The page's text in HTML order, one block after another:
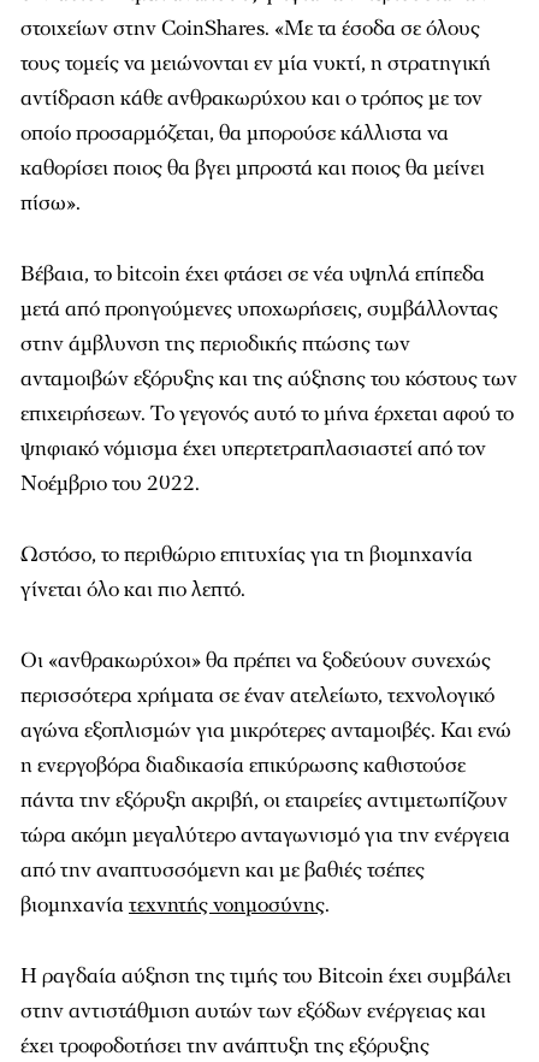
στοιχείων στην CoinShares. «Με τα έσοδα σε όλους
τους τομείς να μειώνονται εν μία νυκτί, η στρατηγική
αντίδραση κάθε ανθρακωρύχου και ο τρόπος με τον
οποίο προσαρμόζεται, θα μπορούσε κάλλιστα να
καθορίσει ποιος θα βγει μπροστά και ποιος θα μείνει
πίσω».
Βέβαια, το bitcoin έχει φτάσει σε νέα υψηλά επίπεδα
μετά από προηγούμενες υποχωρήσεις, συμβάλλοντας
στην άμβλυνση της περιοδικής πτώσης των
ανταμοιβών εξόρυξης και της αύξησης του κόστους των
επιχειρήσεων. Το γεγονός αυτό το μήνα έρχεται αφού το
ψηφιακό νόμισμα έχει υπερτετραπλασιαστεί από τον
Νοέμβριο του 2022.
Ωστόσο, το περιθώριο επιτυχίας για τη βιομηχανία
γίνεται όλο και πιο λεπτό.
Οι «ανθρακωρύχοι» θα πρέπει να ξοδεύουν συνεχώς
περισσότερα χρήματα σε έναν ατελείωτο, τεχνολογικό
αγώνα εξοπλισμών για μικρότερες ανταμοιβές. Και ενώ
η ενεργοβόρα διαδικασία επικύρωσης καθιστούσε
πάντα την εξόρυξη ακριβή, οι εταιρείες αντιμετωπίζουν
τώρα ακόμη μεγαλύτερο ανταγωνισμό για την ενέργεια
από την αναπτυσσόμενη και με βαθιές τσέπες
βιομηχανίατεχνητής νοημοσύνης.
Η ραγδαία αύξηση της τιμής του Bitcoin έχει συμβάλει
στην αντιστάθμιση αυτών των εξόδων ενέργειας και
έχει τροφοδοτήσει την ανάπτυξη της εξόρυξης